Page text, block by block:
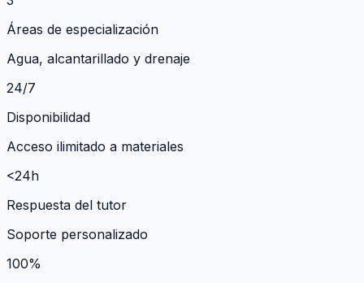
Áreas de especialización
Agua, alcantarillado y drenaje
24/7
Disponibilidad
Acceso ilimitado a materiales
<24h
Respuesta del tutor
Soporte personalizado
100%